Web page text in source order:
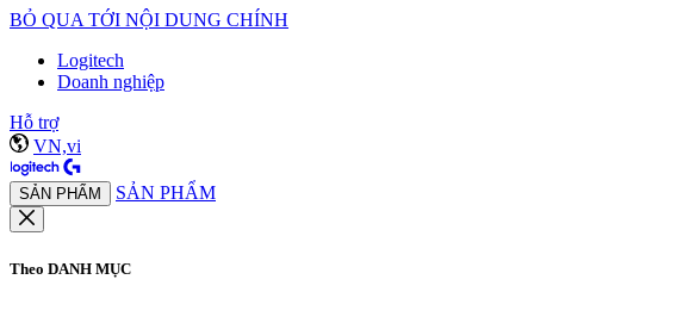
BỎ QUA TỚI NỘI DUNG CHÍNH
Logitech
Doanh nghiệp
Hỗ trợ
VN,vi
SẢN PHẨM SẢN PHẨM
Theo DANH MỤC